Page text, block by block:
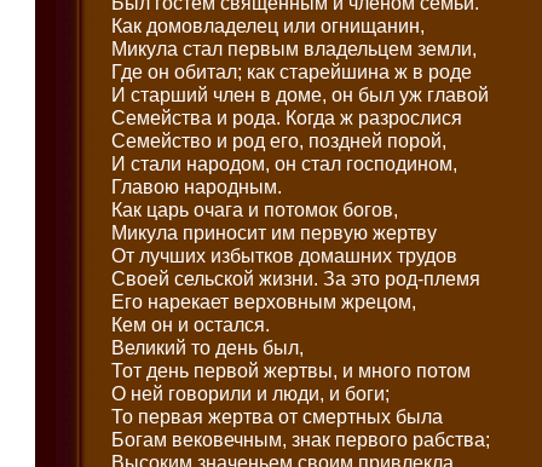
Как домовладелец или огнищанин,
Микула стал первым владельцем земли,
Где он обитал; как старейшина ж в роде
И старший член в доме, он был уж главой
Семейства и рода. Когда ж разрослися
Семейство и род его, поздней порой,
И стали народом, он стал господином,
Главою народным.
Как царь очага и потомок богов,
Микула приносит им первую жертву
От лучших избытков домашних трудов
Своей сельской жизни. За это род-племя
Его нарекает верховным жрецом,
Кем он и остался.
Великий то день был,
Тот день первой жертвы, и много потом
О ней говорили и люди, и боги;
То первая жертва от смертных была
Богам вековечным, знак первого рабства;
Высоким значеньем своим привлекла